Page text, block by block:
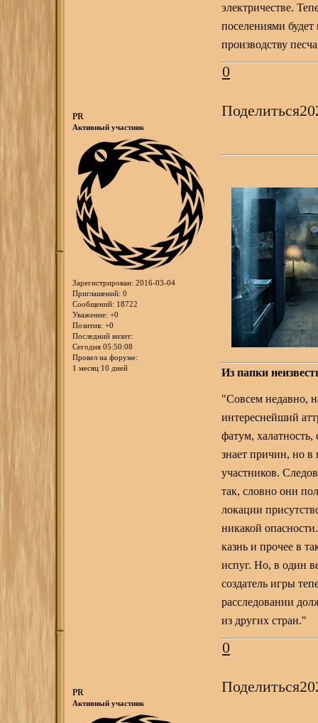
электричестве.
поселениями будет
производству
0
Поделиться
PR
Активный участник
Зарегистрирован: 2016-03-04
Приглашений: 0
Сообщений: 18722
Уважение: +0
Позитив: +0
Последний визит:
Сегодня 05:50:08
Провел на форуме:
1 месяц 10 дней
Из папки
"Совсем недавно,
интереснейший
фатум,
знает причин, но
участников.
так, словно они
локации
никакой
казнь и прочее в
испуг. Но, в один
создатель игры
расследовании
из других стран."
0
Поделиться
PR
Активный участник